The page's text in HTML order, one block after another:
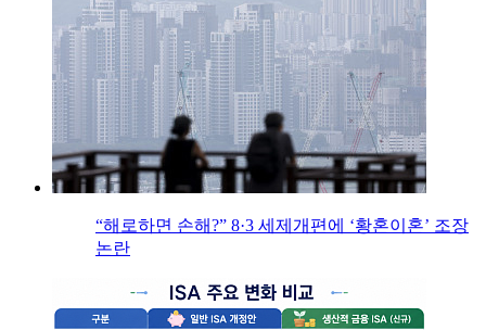
“해로하면 손해?” 8·3 세제개편에 ‘황혼이혼’ 조장
논란